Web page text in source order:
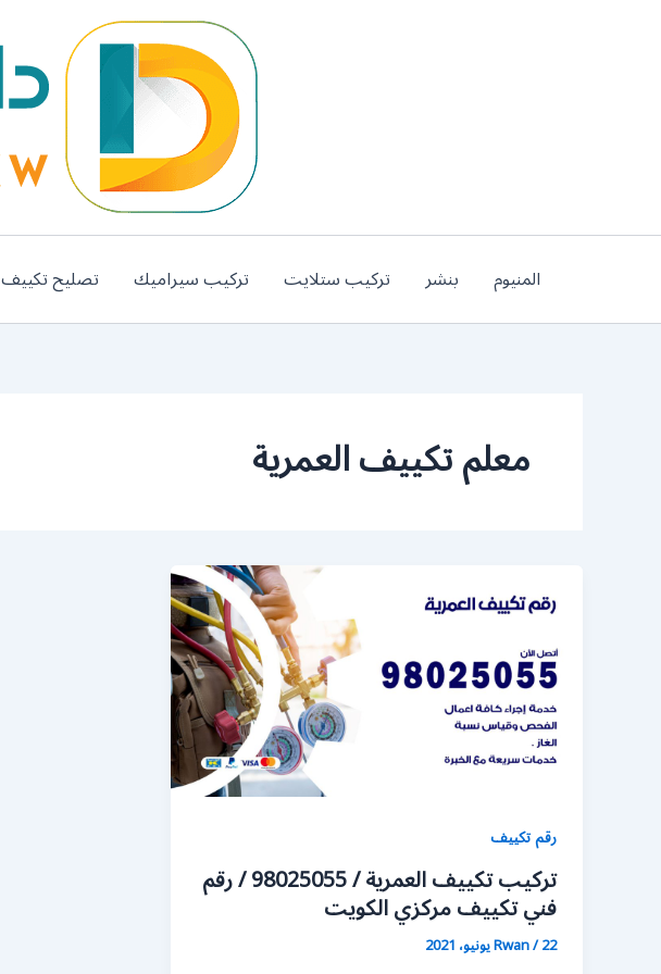
المنيوم بنشر تركيب ستلايت تركيب سيراميك تصليح تكييف
معلم تكييف العمرية
رقم تكييف
تركيب تكييف العمرية / 98025055 / رقم
فني تكييف مركزي الكويت
Rwan/22 يونيو، 2021